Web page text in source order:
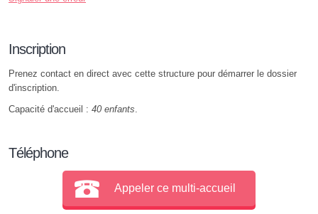
Inscription
Prenez contact en direct avec cette structure pour démarrer le dossier
d'inscription.
Capacité d'accueil : 40 enfants
Téléphone
Appeler ce multi-accueil